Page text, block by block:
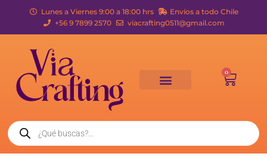
Lunes a Viernes 9:00 a 18:00 hrs
Envíos a todo Chile
+56 9 7899 2570
viacrafting0511@gmail.com
0